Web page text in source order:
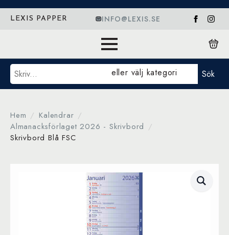
LEXIS PAPPER INFO@LEXIS.SE
Sök eller välj kategori Sök
Hem
Kalendrar
Almanacksförlaget 2026 - Skrivbord
Skrivbord Blå FSC